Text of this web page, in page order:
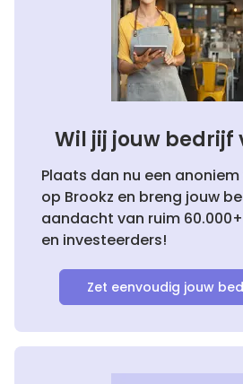
Wil jij jouw bedrijf
Plaats dan nu een
op Brookz en breng jouw
aandacht van ruim
en investeerders!
Zet eenvoudig jouw